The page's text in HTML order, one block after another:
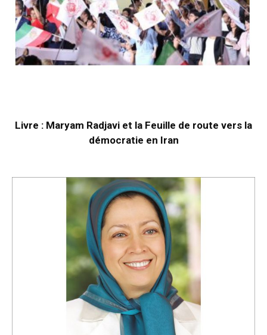
Livre : Maryam Radjavi et la Feuille de route vers la
démocratie en Iran